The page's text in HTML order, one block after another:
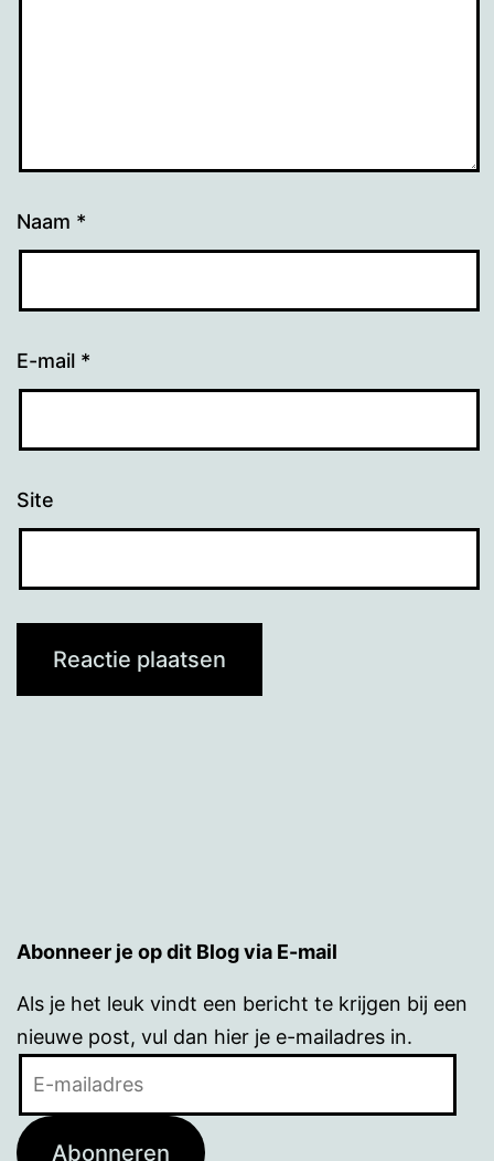
Naam *
E-mail *
Site
Abonneer je op dit Blog via E-mail
Als je het leuk vindt een bericht te krijgen bij een
nieuwe post, vul dan hier je e-mailadres in.
Abonneren